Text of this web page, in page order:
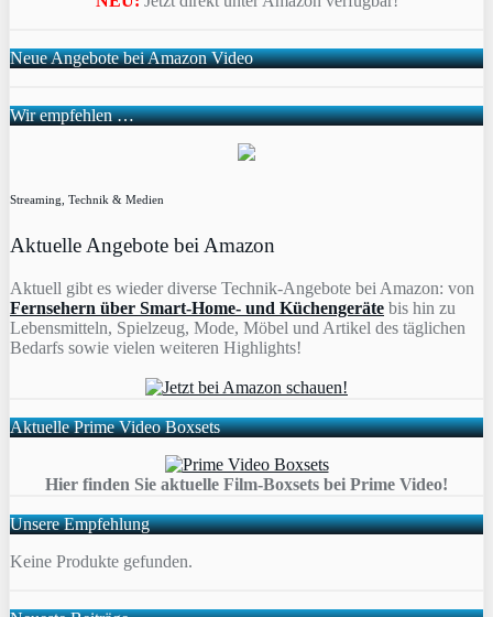
Neue Angebote bei Amazon Video
Wir empfehlen …
Streaming, Technik & Medien
Aktuelle Angebote bei Amazon
Aktuell gibt es wieder diverse Technik-Angebote bei Amazon: von
Fernsehern über Smart-Home- und Küchengeräte bis hin zu
Lebensmitteln, Spielzeug, Mode, Möbel und Artikel des täglichen
Bedarfs sowie vielen weiteren Highlights!
Aktuelle Prime Video Boxsets
Hier finden Sie aktuelle Film-Boxsets bei Prime Video!
Unsere Empfehlung
Keine Produkte gefunden.